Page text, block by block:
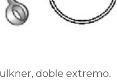
doble extremo.